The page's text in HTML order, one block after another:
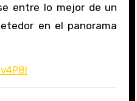
entre lo mejor de un
en el panorama